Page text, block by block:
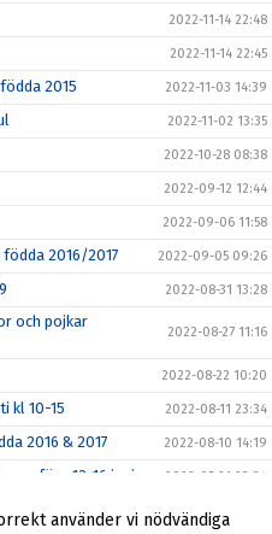
2022-11-14 22:48
2022-11-14 22:45
2015 2022-11-03 14:39
2022-11-02 13:35
2022-10-28 08:38
2022-09-12 12:44
2022-09-06 11:58
2016/2017 2022-09-05 09:26
2022-08-31 13:28
och pojkar
2022-08-27 11:16
2022-08-22 10:20
kl 10-15 2022-08-11 23:34
2016 & 2017 2022-08-10 14:19
13-16 juni 2022-05-21 23:34
2022-05-01 20:38
använder vi nödvändiga